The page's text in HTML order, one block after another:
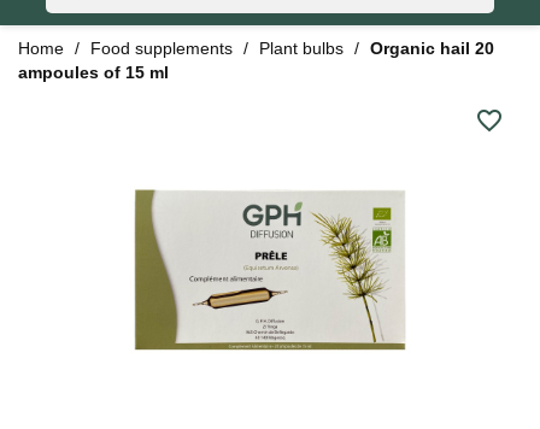
Home Food supplements Plant bulbs
Organic hail 20
ampoules of 15 ml
favorite_border